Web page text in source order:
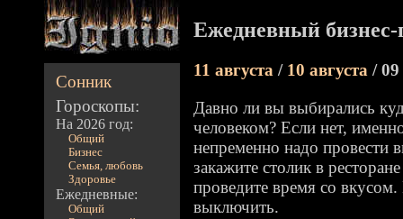
Сонник
Гороскопы:
На 2026 год:
Общий
Бизнес
Семья, любовь
Здоровье
Ежедневные:
Общий
Ежедневный бизнес-
11 августа / 10 августа / 09
Давно ли вы выбирались
человеком? Если нет,
непременно надо провести
закажите столик в
проведите время со
выключить.